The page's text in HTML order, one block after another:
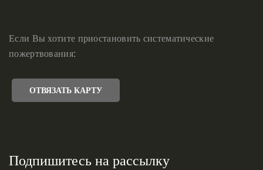
Если Вы хотите приостановить систематические
пожертвования:
ОТВЯЗАТЬ КАРТУ
Подпишитесь на рассылку